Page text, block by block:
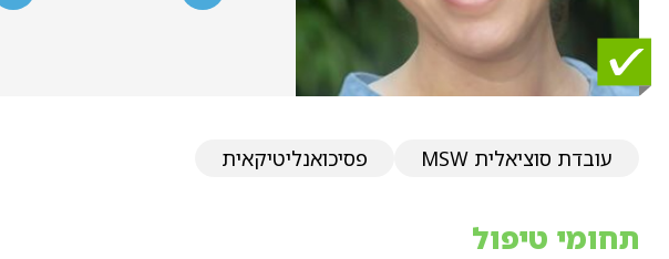
עובדת סוציאלית MSW פסיכואנליטיקאית
תחומי טיפול